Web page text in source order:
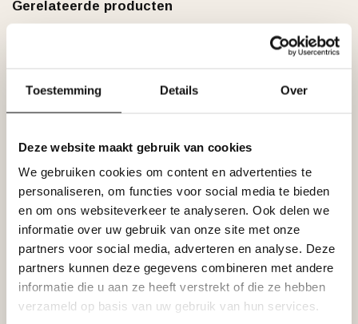
Toestemming Details Over
Deze website maakt gebruik van cookies
We gebruiken cookies om content en advertenties te
personaliseren, om functies voor social media te bieden
en om ons websiteverkeer te analyseren. Ook delen we
informatie over uw gebruik van onze site met onze
partners voor social media, adverteren en analyse. Deze
partners kunnen deze gegevens combineren met andere
informatie die u aan ze heeft verstrekt of die ze hebben
verzameld op basis van uw gebruik van hun services.
Gerelateerde producten
€22,50
diameter 53,0 cm
GRAND DECOR
Grand Decor Rozet R123
diameter 60,0 cm
Niet op voorraad
€62,95
GRAND DECOR
Grand Decor Rozet R105
diameter 66,0 cm €79,95